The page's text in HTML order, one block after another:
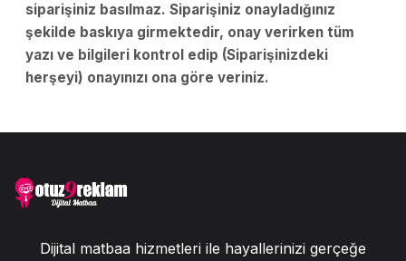
siparişiniz basılmaz. Siparişiniz onayladığınız
şekilde baskıya girmektedir, onay verirken tüm
yazı ve bilgileri kontrol edip (Siparişinizdeki
herşeyi) onayınızı ona göre veriniz.
Dijital matbaa hizmetleri ile hayallerinizi gerçeğe